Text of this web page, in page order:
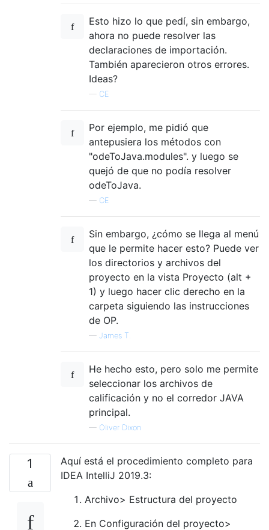
Esto hizo lo que pedí, sin embargo,
ahora no puede resolver las
declaraciones de importación.
También aparecieron otros errores.
Ideas?
— CE
Por ejemplo, me pidió que
antepusiera los métodos con
"odeToJava.modules". y luego se
quejó de que no podía resolver
odeToJava.
— CE
Sin embargo, ¿cómo se llega al menú
que le permite hacer esto? Puede ver
los directorios y archivos del
proyecto en la vista Proyecto (alt +
1) y luego hacer clic derecho en la
carpeta siguiendo las instrucciones
de OP.
— James T.
He hecho esto, pero solo me permite
seleccionar los archivos de
calificación y no el corredor JAVA
principal.
— Oliver Dixon
1
Aquí está el procedimiento completo para
IDEA IntelliJ 2019.3:
Archivo> Estructura del proyecto
En Configuración del proyecto>